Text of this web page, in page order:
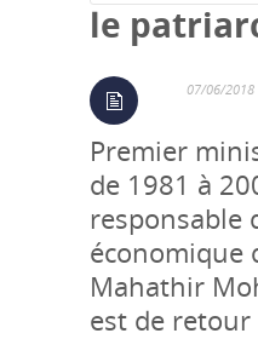
le
07/06/2018
Premier
de 1981 à
responsable
économique
Mahathir
est de